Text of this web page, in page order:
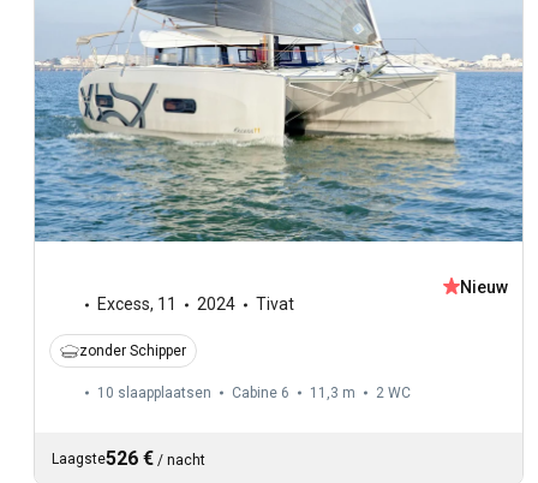
Excess, 11 2024 Tivat
Nieuw
zonder Schipper
10 slaapplaatsen Cabine 6 11,3 m 2 WC
Laagste526 € / nacht